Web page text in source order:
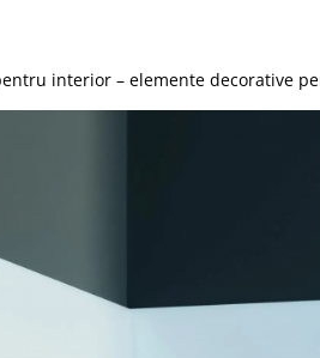
interior – elemente decorative